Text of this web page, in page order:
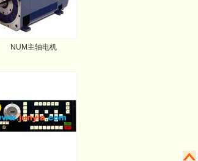
NUM主轴电机